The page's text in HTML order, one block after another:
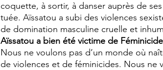
coquette, à sortir, à danser auprès de
tuée. Aïssatou a subi des violences
de domination masculine cruelle et
Aïssatou a bien été victime de Féminicide
Nous ne voulons pas d’un monde où
de violences et de féminicides. Nous ne